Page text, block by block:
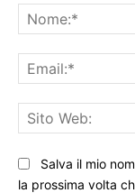
Salva il mio
la prossima volta